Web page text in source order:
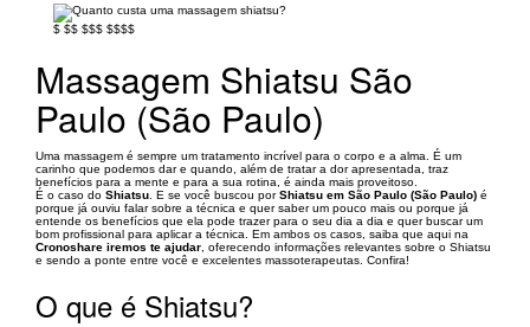
$ $$ $$$ $$$$
Massagem Shiatsu São
Paulo (São Paulo)
Uma massagem é sempre um tratamento incrível para o corpo e a alma. É um
carinho que podemos dar e quando, além de tratar a dor apresentada, traz
benefícios para a mente e para a sua rotina, é ainda mais proveitoso.
É o caso do Shiatsu . E se você buscou porShiatsu em São Paulo (São Paulo) é
porque já ouviu falar sobre a técnica e quer saber um pouco mais ou porque já
entende os benefícios que ela pode trazer para o seu dia a dia e quer buscar um
bom profissional para aplicar a técnica. Em ambos os casos, saiba que aqui na
Cronoshare iremos te ajudar , oferecendo informações relevantes sobre o Shiatsu
e sendo a ponte entre você e excelentes massoterapeutas. Confira!
O que é Shiatsu?